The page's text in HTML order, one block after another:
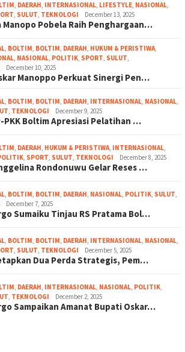
, DAERAH, INTERNASIONAL, LIFESTYLE, NASIONAL,
, SULUT, TEKNOLOGI December 13, 2025
Manopo Pobela Raih Penghargaan…
, BOLTIM, BOLTIM, DAERAH, HUKUM & PERISTIWA,
, NASIONAL, POLITIK, SPORT, SULUT,
December 10, 2025
Manoppo Perkuat Sinergi Pen…
, BOLTIM, BOLTIM, DAERAH, INTERNASIONAL, NASIONAL,
, TEKNOLOGI December 9, 2025
PKK Boltim Apresiasi Pelatihan …
, DAERAH, HUKUM & PERISTIWA, INTERNASIONAL,
, SPORT, SULUT, TEKNOLOGI December 8, 2025
Rondonuwu Gelar Reses …
, BOLTIM, BOLTIM, DAERAH, NASIONAL, POLITIK, SULUT,
December 7, 2025
Sumaiku Tinjau RS Pratama Bol…
, BOLTIM, BOLTIM, DAERAH, INTERNASIONAL, NASIONAL,
, SULUT, TEKNOLOGI December 5, 2025
Dua Perda Strategis, Pem…
, DAERAH, INTERNASIONAL, NASIONAL, POLITIK,
, TEKNOLOGI December 2, 2025
Sampaikan Amanat Bupati Oskar…